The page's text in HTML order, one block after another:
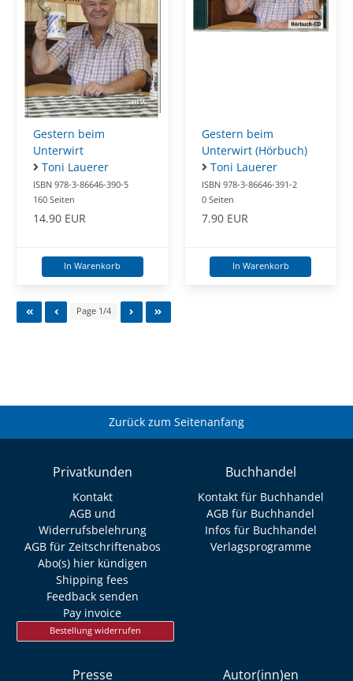
Gestern beim
Unterwirt
Toni Lauerer
ISBN 978-3-86646-390-5
160 Seiten
14.90 EUR
In Warenkorb
Gestern beim
Unterwirt (Hörbuch)
Toni Lauerer
ISBN 978-3-86646-391-2
0 Seiten
7.90 EUR
In Warenkorb
Page 1/4
Zurück zum Seitenanfang
Privatkunden
Kontakt
AGB und
Widerrufsbelehrung
AGB für Zeitschriftenabos
Abo(s) hier kündigen
Shipping fees
Feedback senden
Pay invoice
Bestellung widerrufen
Buchhandel
Kontakt für Buchhandel
AGB für Buchhandel
Infos für Buchhandel
Verlagsprogramme
Presse Autor(inn)en